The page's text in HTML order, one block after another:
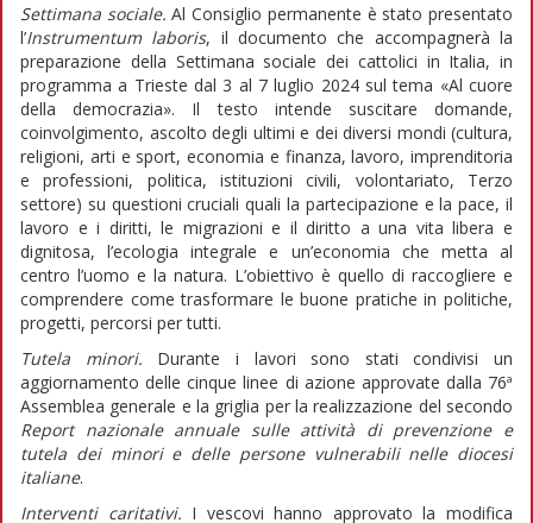
Settimana sociale.Al Consiglio permanente è stato presentato
l’Instrumentum laboris, il documento che accompagnerà la
preparazione della Settimana sociale dei cattolici in Italia, in
programma a Trieste dal 3 al 7 luglio 2024 sul tema «Al cuore
della democrazia». Il testo intende suscitare domande,
coinvolgimento, ascolto degli ultimi e dei diversi mondi (cultura,
religioni, arti e sport, economia e finanza, lavoro, imprenditoria
e professioni, politica, istituzioni civili, volontariato, Terzo
settore) su questioni cruciali quali la partecipazione e la pace, il
lavoro e i diritti, le migrazioni e il diritto a una vita libera e
dignitosa, l’ecologia integrale e un’economia che metta al
centro l’uomo e la natura. L’obiettivo è quello di raccogliere e
comprendere come trasformare le buone pratiche in politiche,
progetti, percorsi per tutti.
Tutela minori. Durante i lavori sono stati condivisi un
aggiornamento delle cinque linee di azione approvate dalla 76ª
Assemblea generale e la griglia per la realizzazione del secondo
Report nazionale annuale sulle attività di prevenzione e
tutela dei minori e delle persone vulnerabili nelle diocesi
italiane.
Interventi caritativi. I vescovi hanno approvato la modifica